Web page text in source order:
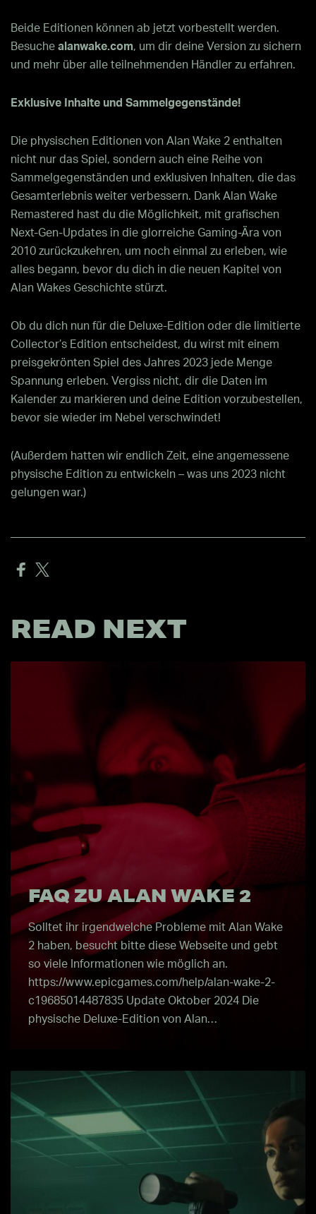
Beide Editionen können ab jetzt vorbestellt werden.
Besuche alanwake.com, um dir deine Version zu sichern
und mehr über alle teilnehmenden Händler zu erfahren.
Exklusive Inhalte und Sammelgegenstände!
Die physischen Editionen von Alan Wake 2 enthalten
nicht nur das Spiel, sondern auch eine Reihe von
Sammelgegenständen und exklusiven Inhalten, die das
Gesamterlebnis weiter verbessern. Dank Alan Wake
Remastered hast du die Möglichkeit, mit grafischen
Next-Gen-Updates in die glorreiche Gaming-Ära von
2010 zurückzukehren, um noch einmal zu erleben, wie
alles begann, bevor du dich in die neuen Kapitel von
Alan Wakes Geschichte stürzt.
Ob du dich nun für die Deluxe-Edition oder die limitierte
Collector’s Edition entscheidest, du wirst mit einem
preisgekrönten Spiel des Jahres 2023 jede Menge
Spannung erleben. Vergiss nicht, dir die Daten im
Kalender zu markieren und deine Edition vorzubestellen,
bevor sie wieder im Nebel verschwindet!
(Außerdem hatten wir endlich Zeit, eine angemessene
physische Edition zu entwickeln – was uns 2023 nicht
gelungen war.)
READ NEXT
FAQ ZU ALAN WAKE 2
Solltet ihr irgendwelche Probleme mit Alan Wake
2 haben, besucht bitte diese Webseite und gebt
so viele Informationen wie möglich an.
https://www.epicgames.com/help/alan-wake-2-
c19685014487835 Update Oktober 2024 Die
physische Deluxe-Edition von Alan…